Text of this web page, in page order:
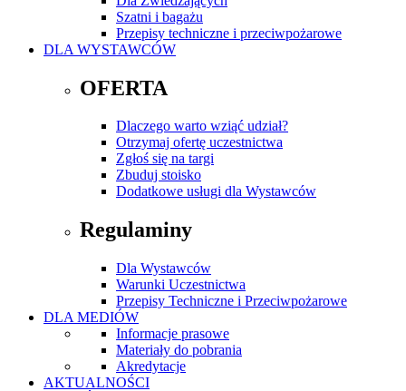
Szatni i bagażu
Przepisy techniczne i przeciwpożarowe
DLA WYSTAWCÓW
OFERTA
Dlaczego warto wziąć udział?
Otrzymaj ofertę uczestnictwa
Zgłoś się na targi
Zbuduj stoisko
Dodatkowe usługi dla Wystawców
Regulaminy
Dla Wystawców
Warunki Uczestnictwa
Przepisy Techniczne i Przeciwpożarowe
DLA MEDIÓW
Informacje prasowe
Materiały do pobrania
Akredytacje
AKTUALNOŚCI